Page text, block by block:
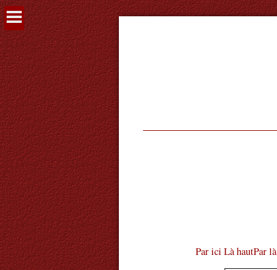
Voir
le
contenu
Par ici Là hautPar là